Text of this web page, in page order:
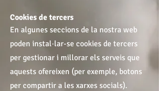
Cookies de tercers
En algunes seccions de la nostra web
poden instal·lar-se cookies de tercers
per gestionar i millorar els serveis que
aquests ofereixen (per exemple, botons
per compartir a les xarxes socials).